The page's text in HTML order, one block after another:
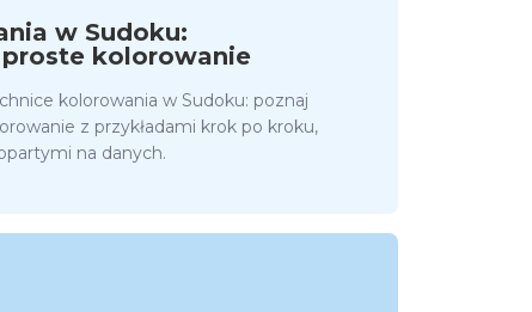
w Sudoku:
kolorowanie
kolorowania w Sudoku: poznaj
z przykładami krok po kroku,
na danych.